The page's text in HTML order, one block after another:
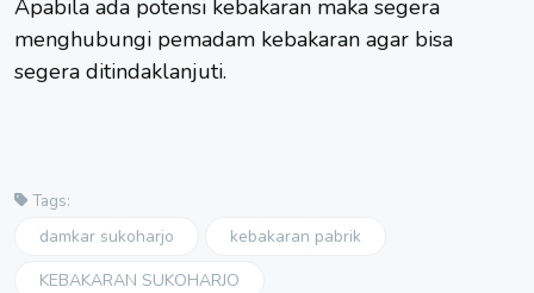
Apabila ada potensi kebakaran maka segera
menghubungi pemadam kebakaran agar bisa
segera ditindaklanjuti.
Tags:
damkar sukoharjo
kebakaran pabrik
KEBAKARAN SUKOHARJO